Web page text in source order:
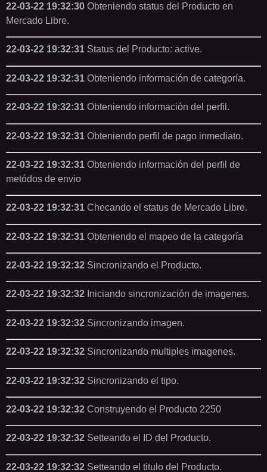
22-03-22 19:32:30 Obteniendo status del Producto en
Mercado Libre.
22-03-22 19:32:31 Status del Producto: active.
22-03-22 19:32:31 Obteniendo información de categoría.
22-03-22 19:32:31 Obteniendo información del perfil.
22-03-22 19:32:31 Obteniendo perfil de pago inmediato.
22-03-22 19:32:31 Obteniendo información del perfil de
metódos de envio
22-03-22 19:32:31 Checando el status de Mercado Libre.
22-03-22 19:32:31 Obteniendo el mapeo de la categoría
22-03-22 19:32:32 Sincronizando el Producto.
22-03-22 19:32:32 Iniciando sincronización de imagenes.
22-03-22 19:32:32 Sincronizando imagen.
22-03-22 19:32:32 Sincronizando multiples imagenes.
22-03-22 19:32:32 Sincronizando el tipo.
22-03-22 19:32:32 Construyendo el Producto 2250
22-03-22 19:32:32 Setteando el ID del Producto.
22-03-22 19:32:32 Setteando el titulo del Producto.